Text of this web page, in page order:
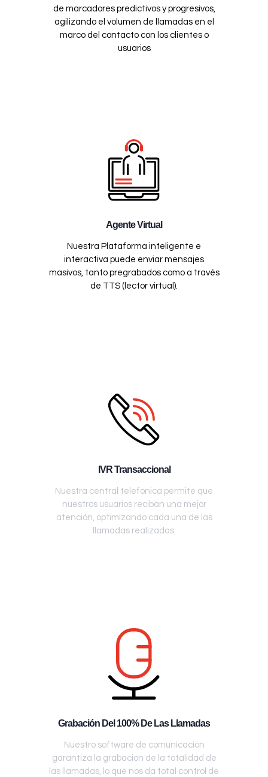
de marcadores predictivos y progresivos,
agilizando el volumen de llamadas en el
marco del contacto con los clientes o
usuarios
Agente Virtual
Nuestra Plataforma inteligente e
interactiva puede enviar mensajes
masivos, tanto pregrabados como a través
de TTS (lector virtual).
IVR Transaccional
Nuestra central telefónica permite que
nuestros usuarios reciban una mejor
atención, optimizando cada una de las
llamadas realizadas.
Grabación Del 100% De Las Llamadas
Nuestro software de comunicación
garantiza la grabación de la totalidad de
las llamadas, lo que nos da total control de